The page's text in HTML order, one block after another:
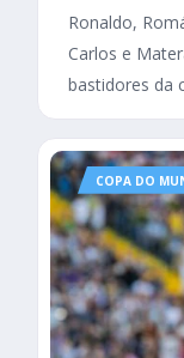
Ronaldo,
Carlos e
bastidores da
COPA DO